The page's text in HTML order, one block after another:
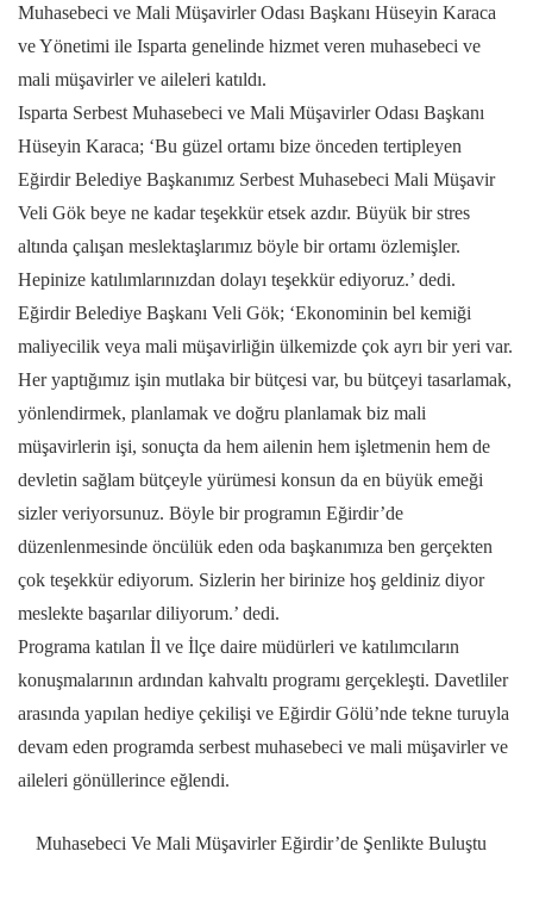
Muhasebeci ve Mali Müşavirler Odası Başkanı Hüseyin Karaca
ve Yönetimi ile Isparta genelinde hizmet veren muhasebeci ve
mali müşavirler ve aileleri katıldı.
Isparta Serbest Muhasebeci ve Mali Müşavirler Odası Başkanı
Hüseyin Karaca; ‘Bu güzel ortamı bize önceden tertipleyen
Eğirdir Belediye Başkanımız Serbest Muhasebeci Mali Müşavir
Veli Gök beye ne kadar teşekkür etsek azdır. Büyük bir stres
altında çalışan meslektaşlarımız böyle bir ortamı özlemişler.
Hepinize katılımlarınızdan dolayı teşekkür ediyoruz.’ dedi.
Eğirdir Belediye Başkanı Veli Gök; ‘Ekonominin bel kemiği
maliyecilik veya mali müşavirliğin ülkemizde çok ayrı bir yeri var.
Her yaptığımız işin mutlaka bir bütçesi var, bu bütçeyi tasarlamak,
yönlendirmek, planlamak ve doğru planlamak biz mali
müşavirlerin işi, sonuçta da hem ailenin hem işletmenin hem de
devletin sağlam bütçeyle yürümesi konsun da en büyük emeği
sizler veriyorsunuz. Böyle bir programın Eğirdir’de
düzenlenmesinde öncülük eden oda başkanımıza ben gerçekten
çok teşekkür ediyorum. Sizlerin her birinize hoş geldiniz diyor
meslekte başarılar diliyorum.’ dedi.
Programa katılan İl ve İlçe daire müdürleri ve katılımcıların
konuşmalarının ardından kahvaltı programı gerçekleşti. Davetliler
arasında yapılan hediye çekilişi ve Eğirdir Gölü’nde tekne turuyla
devam eden programda serbest muhasebeci ve mali müşavirler ve
aileleri gönüllerince eğlendi.
Muhasebeci Ve Mali Müşavirler Eğirdir’de Şenlikte Buluştu